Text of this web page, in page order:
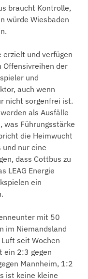
braucht Kontrolle,
würde Wiesbaden
erzielt und verfügen
der
und
auch wenn
nicht sorgenfrei ist.
als Ausfälle
was Führungsstärke
die Heimwucht
und nur eine
dass Cottbus zu
LEAG Energie
ein
mit 50
im Niemandsland
seit Wochen
ein 2:3 gegen
Mannheim, 1:2
ist keine kleine